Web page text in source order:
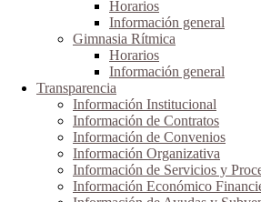
Horarios
Información general
Gimnasia Rítmica
Horarios
Información general
Transparencia
Información Institucional
Información de Contratos
Información de Convenios
Información Organizativa
Información de Servicios y
Información Económico